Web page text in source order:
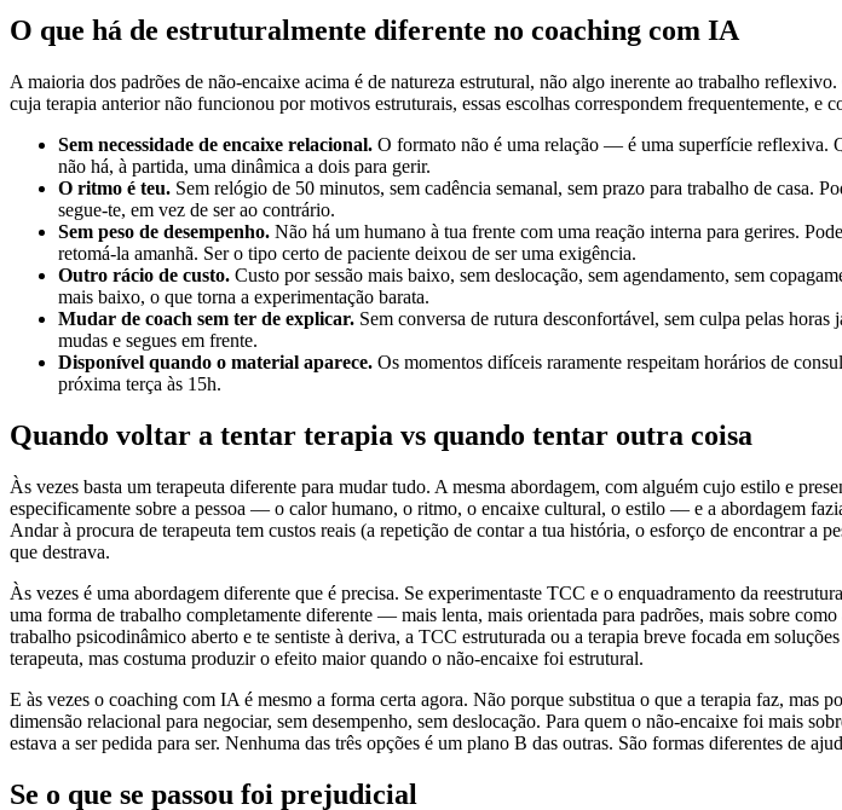
O que há de estruturalmente diferente no coaching com IA
A maioria dos padrões de não-encaixe acima é de natureza estrutural, não algo inerente ao trabalho
cuja terapia anterior não funcionou por motivos estruturais, essas escolhas correspondem frequentemente, e
Sem necessidade de encaixe relacional. O formato não é uma relação — é uma superfície reflexiva.
não há, à partida, uma dinâmica a dois para gerir.
O ritmo é teu. Sem relógio de 50 minutos, sem cadência semanal, sem prazo para trabalho de
segue-te, em vez de ser ao contrário.
Sem peso de desempenho. Não há um humano à tua frente com uma reação interna para gerires.
retomá-la amanhã. Ser o tipo certo de paciente deixou de ser uma exigência.
Outro rácio de custo. Custo por sessão mais baixo, sem deslocação, sem agendamento, sem
mais baixo, o que torna a experimentação barata.
Mudar de coach sem ter de explicar. Sem conversa de rutura desconfortável, sem culpa pelas
mudas e segues em frente.
Disponível quando o material aparece. Os momentos difíceis raramente respeitam horários de
próxima terça às 15h.
Quando voltar a tentar terapia vs quando tentar outra coisa
Às vezes basta um terapeuta diferente para mudar tudo. A mesma abordagem, com alguém cujo estilo e
especificamente sobre a pessoa — o calor humano, o ritmo, o encaixe cultural, o estilo — e a abordagem
Andar à procura de terapeuta tem custos reais (a repetição de contar a tua história, o esforço de encontrar a
que destrava.
Às vezes é uma abordagem diferente que é precisa. Se experimentaste TCC e o enquadramento da
uma forma de trabalho completamente diferente — mais lenta, mais orientada para padrões, mais sobre
trabalho psicodinâmico aberto e te sentiste à deriva, a TCC estruturada ou a terapia breve focada em
terapeuta, mas costuma produzir o efeito maior quando o não-encaixe foi estrutural.
E às vezes o coaching com IA é mesmo a forma certa agora. Não porque substitua o que a terapia faz,
dimensão relacional para negociar, sem desempenho, sem deslocação. Para quem o não-encaixe foi mais
estava a ser pedida para ser. Nenhuma das três opções é um plano B das outras. São formas diferentes de
Se o que se passou foi prejudicial